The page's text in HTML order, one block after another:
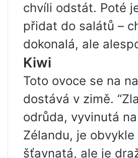
chvíli odstát. Poté
přidat do salátů –
dokonalá, ale
Kiwi
Toto ovoce se na
dostává v zimě.
odrůda, vyvinutá
Zélandu, je obvykle
šťavnatá, ale je